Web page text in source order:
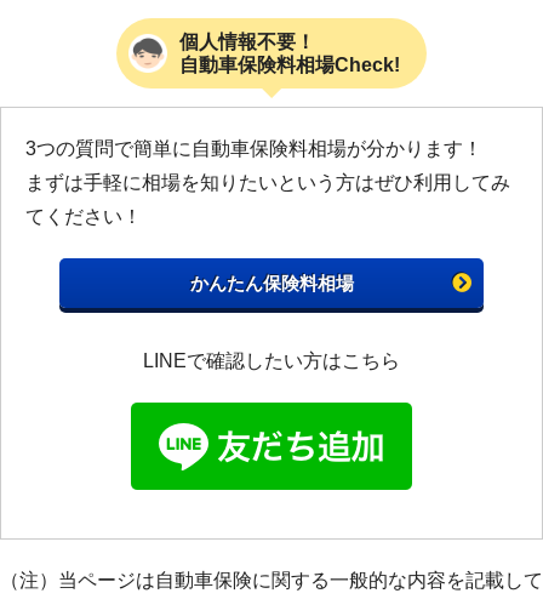
個人情報不要！
自動車保険料相場Check!
3つの質問で簡単に自動車保険料相場が分かります！
まずは手軽に相場を知りたいという方はぜひ利用してみ
てください！
かんたん保険料相場
LINEで確認したい方はこちら
（注）当ページは自動車保険に関する一般的な内容を記載して